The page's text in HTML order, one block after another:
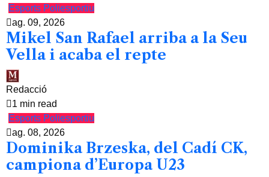
Esports Poliesportiu
ag. 09, 2026
Mikel San Rafael arriba a la Seu
Vella i acaba el repte
Redacció
1 min read
Esports Poliesportiu
ag. 08, 2026
Dominika Brzeska, del Cadí CK,
campiona d’Europa U23